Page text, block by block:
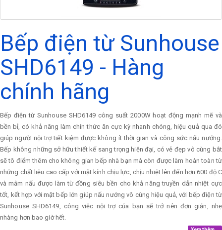
Bếp điện từ Sunhouse
SHD6149 - Hàng
chính hãng
Bếp điện từ Sunhouse SHD6149 công suất 2000W hoạt động mạnh mẽ và
bền bỉ, có khả năng làm chín thức ăn cực kỳ nhanh chóng, hiệu quả qua đó
giúp người nội trợ tiết kiệm được không ít thời gian và công sức nấu nướng.
Bếp không những sở hữu thiết kế sang trọng hiện đại, có vẻ đẹp vô cùng bắt
sẽ tô điểm thêm cho không gian bếp nhà bạn mà còn được làm hoàn toàn từ
những chất liệu cao cấp với mặt kính chịu lực, chịu nhiệt lên đến hơn 600 độ C
và mâm nấu được làm từ đồng siêu bền cho khả năng truyền dẫn nhiệt cực
tốt, kết hợp với mặt bếp lớn giúp nấu nướng vô cùng hiệu quả, với bếp điện từ
Sunhouse SHD6149, công việc nội trợ của bạn sẽ trở nên đơn giản, nhẹ
nhàng hơn bao giờ hết.